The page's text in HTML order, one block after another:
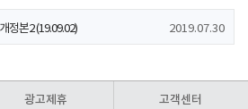
정본2 (19.09.02) 2019.07.30
광고제휴 고객센터